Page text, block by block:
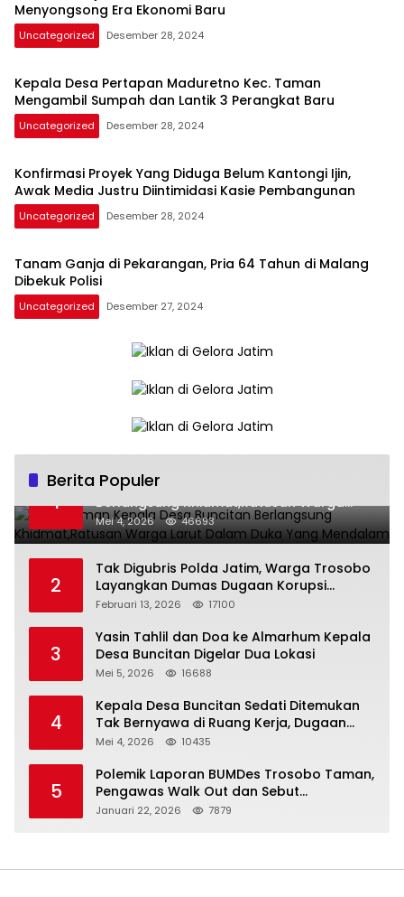
Menyongsong Era Ekonomi Baru
Uncategorized Desember 28, 2024
Kepala Desa Pertapan Maduretno Kec. Taman
Mengambil Sumpah dan Lantik 3 Perangkat Baru
Uncategorized Desember 28, 2024
Konfirmasi Proyek Yang Diduga Belum Kantongi Ijin,
Awak Media Justru Diintimidasi Kasie Pembangunan
Uncategorized Desember 28, 2024
Tanam Ganja di Pekarangan, Pria 64 Tahun di Malang
Dibekuk Polisi
Uncategorized Desember 27, 2024
Berita Populer
1
Pemakaman Kepala Desa Buncitan
Berlangsung Khidmat,Ratusan Warga
Larut Dalam Duka Yang Mendalam
Mei 4, 2026 46693
2
Tak Digubris Polda Jatim, Warga Trosobo
Layangkan Dumas Dugaan Korupsi
Oknum DPRD Sidoarjo ke Kapolri
Februari 13, 2026 17100
3
Yasin Tahlil dan Doa ke Almarhum Kepala
Desa Buncitan Digelar Dua Lokasi
Mei 5, 2026 16688
4
Kepala Desa Buncitan Sedati Ditemukan
Tak Bernyawa di Ruang Kerja, Dugaan
Bunuh Diri Menguat
Mei 4, 2026 10435
5
Polemik Laporan BUMDes Trosobo Taman,
Pengawas Walk Out dan Sebut
Kejanggalan
Januari 22, 2026 7879